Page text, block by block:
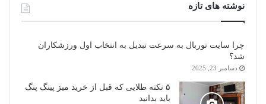
نوشته های تازه
چرا سایت توربال به ‌سرعت تبدیل به انتخاب اول ورزشکاران
شد؟
دسامبر 23, 2025
۵ نکته طلایی که قبل از خرید میز پینگ پنگ
باید بدانید